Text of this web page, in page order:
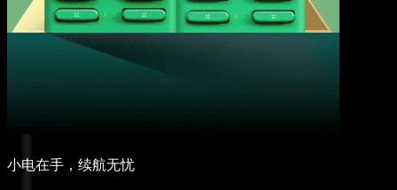
小电在手，续航无忧